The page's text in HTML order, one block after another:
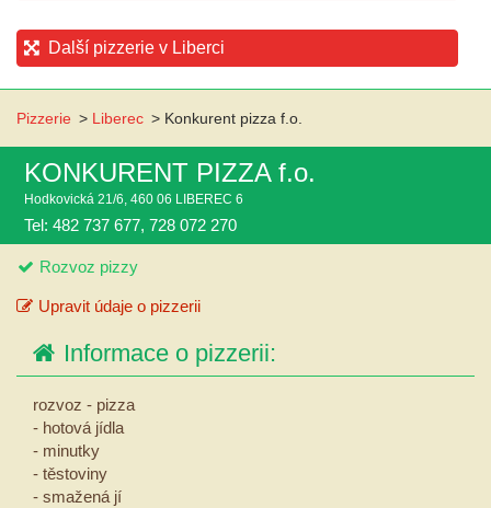
Další pizzerie v Liberci
Pizzerie > Liberec > Konkurent pizza f.o.
KONKURENT PIZZA f.o.
Hodkovická 21/6, 460 06 LIBEREC 6
Tel: 482 737 677, 728 072 270
Rozvoz pizzy
Upravit údaje o pizzerii
Informace o pizzerii:
rozvoz - pizza
- hotová jídla
- minutky
- těstoviny
- smažená jí